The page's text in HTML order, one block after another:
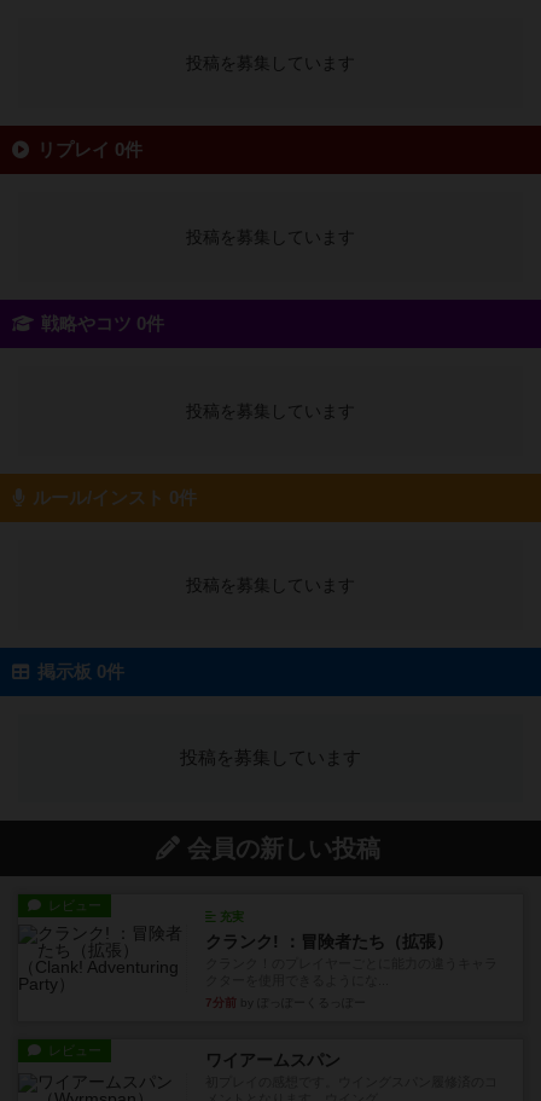
投稿を募集しています
リプレイ 0件
投稿を募集しています
戦略やコツ 0件
投稿を募集しています
ルール/インスト 0件
投稿を募集しています
掲示板 0件
投稿を募集しています
会員の新しい投稿
レビュー
充実
クランク! ：冒険者たち（拡張）
7分前
レビュー ワイアームスパン